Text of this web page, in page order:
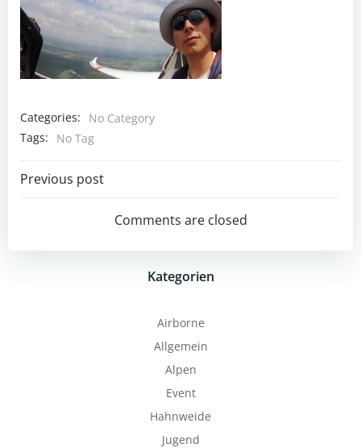
Categories:
No Category
Tags:
No Tag
Post
navigation
Previous post
Comments are closed
Kategorien
Airborne
Allgemein
Alpen
Event
Hahnweide
Jugend